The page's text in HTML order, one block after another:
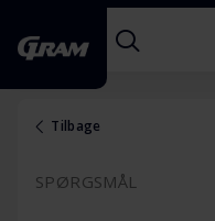
Tilbage
SPØRGSMÅL